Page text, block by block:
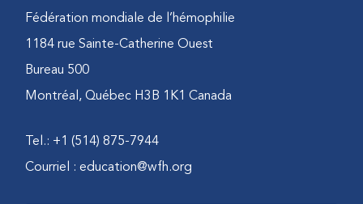
Fédération mondiale de l’hémophilie
1184 rue Sainte-Catherine Ouest
Bureau 500
Montréal, Québec H3B 1K1 Canada
Tel.: +1 (514) 875-7944
Courriel :education@wfh.org